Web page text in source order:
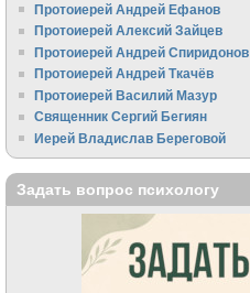
Протоиерей Андрей Ефанов
Протоиерей Алексий Зайцев
Протоиерей Андрей Спиридонов
Протоиерей Андрей Ткачёв
Протоиерей Василий Мазур
Священник Сергий Бегиян
Иерей Владислав Береговой
Задать вопрос психологу